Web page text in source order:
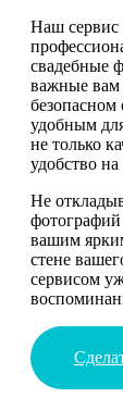
Наш сервис
свадебные
важные вам
безопасном
удобным
не только
удобство на
Не
фотографий
вашим
стене
сервисом